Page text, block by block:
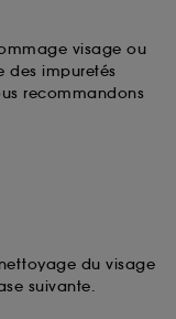
visage ou
des impuretés
recommandons
du visage
suivante.